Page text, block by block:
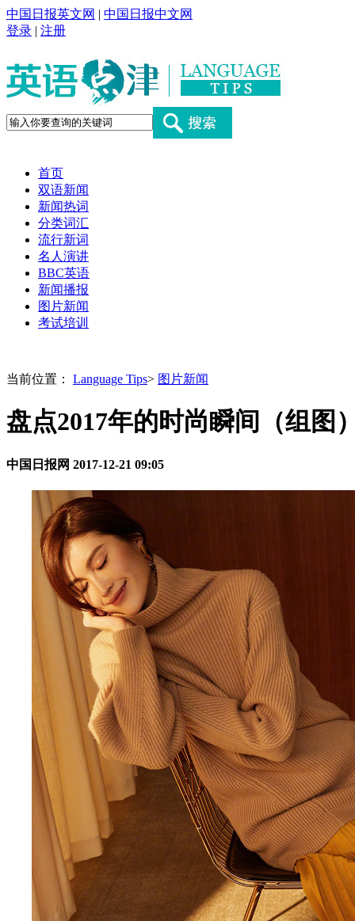
中国日报英文网 | 中国日报中文网
登录 | 注册
首页
双语新闻
新闻热词
分类词汇
流行新词
名人演讲
BBC英语
新闻播报
图片新闻
考试培训
当前位置： Language Tips> 图片新闻
盘点2017年的时尚瞬间（组图
中国日报网 2017-12-21 09:05